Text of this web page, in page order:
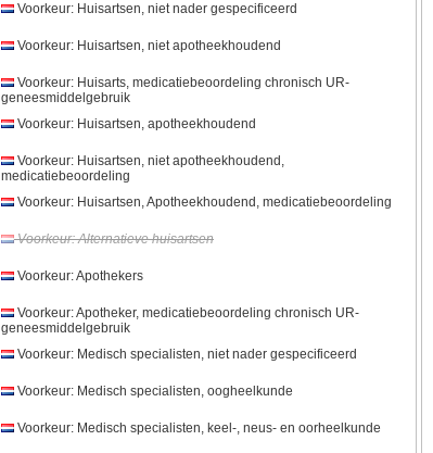
Voorkeur: Huisartsen, niet nader gespecificeerd
Voorkeur: Huisartsen, niet apotheekhoudend
Voorkeur: Huisarts, medicatiebeoordeling chronisch UR-
geneesmiddelgebruik
Voorkeur: Huisartsen, apotheekhoudend
Voorkeur: Huisartsen, niet apotheekhoudend,
medicatiebeoordeling
Voorkeur: Huisartsen, Apotheekhoudend, medicatiebeoordeling
Voorkeur: Alternatieve huisartsen
Voorkeur: Apothekers
Voorkeur: Apotheker, medicatiebeoordeling chronisch UR-
geneesmiddelgebruik
Voorkeur: Medisch specialisten, niet nader gespecificeerd
Voorkeur: Medisch specialisten, oogheelkunde
Voorkeur: Medisch specialisten, keel-, neus- en oorheelkunde